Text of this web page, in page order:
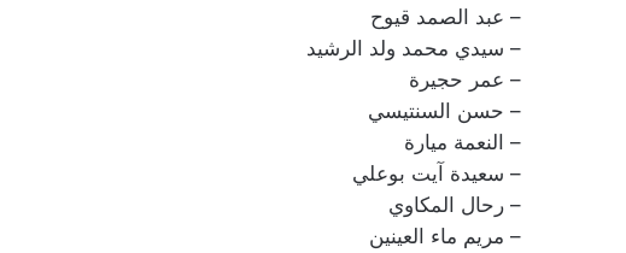
– عبد الصمد قيوح
– سيدي محمد ولد الرشيد
– عمر حجيرة
– حسن السنتيسي
– النعمة ميارة
– سعيدة آيت بوعلي
– رحال المكاوي
– مريم ماء العينين